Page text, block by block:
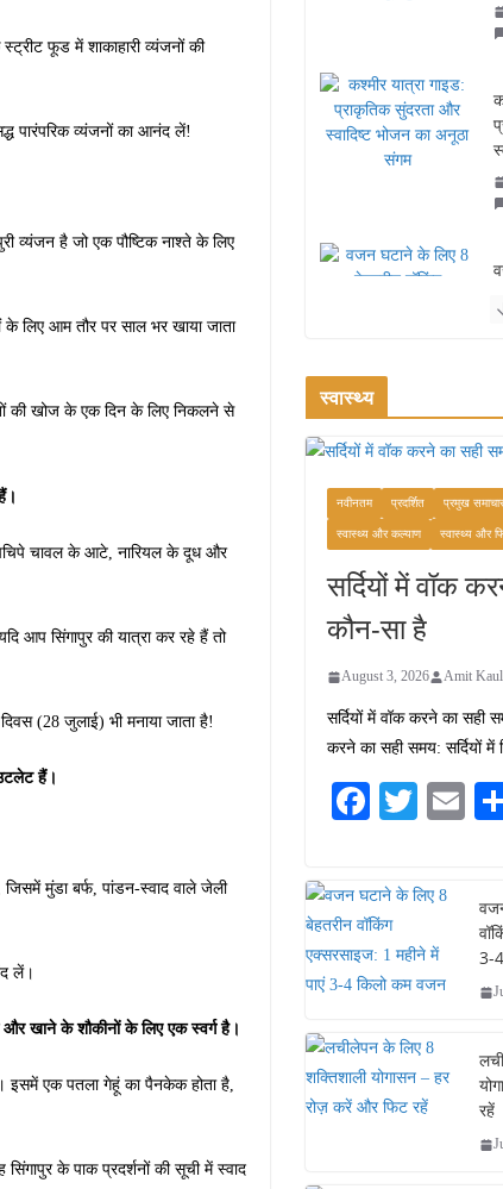
फूड में शाकाहारी व्यंजनों की
पारंपरिक व्यंजनों का आनंद लें!
व्यंजन है जो एक पौष्टिक नाश्ते के लिए
के लिए आम तौर पर साल भर खाया जाता
की खोज के एक दिन के लिए निकलने से
चावल के आटे, नारियल के दूध और
आप सिंगापुर की यात्रा कर रहे हैं तो
(28 जुलाई) भी मनाया जाता है!
हैं।
मुंडा बर्फ, पांडन-स्वाद वाले जेली
लें।
खाने के शौकीनों के लिए एक स्वर्ग है।
है। इसमें एक पतला गेहूं का पैनकेक होता है,
के पाक प्रदर्शनों की सूची में स्वाद
स्वास्थ्य
नवीनतम प्रदर्शित प्रमुख समाचार
स्वास्थ्य और कल्याण स्वास्थ्य और
सर्दियों में वॉक
कौन-सा है
August 3, 2026 Amit Kaul
सर्दियों में वॉक करने का सही
करने का सही समय: सर्दियों में
Fa
bo
ok
T
tte
r
E
3-
रहें